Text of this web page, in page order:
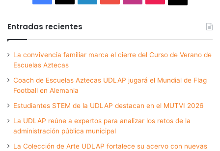
Entradas recientes
La convivencia familiar marca el cierre del Curso de Verano de
Escuelas Aztecas
Coach de Escuelas Aztecas UDLAP jugará el Mundial de Flag
Football en Alemania
Estudiantes STEM de la UDLAP destacan en el MUTVI 2026
La UDLAP reúne a expertos para analizar los retos de la
administración pública municipal
La Colección de Arte UDLAP fortalece su acervo con nuevas